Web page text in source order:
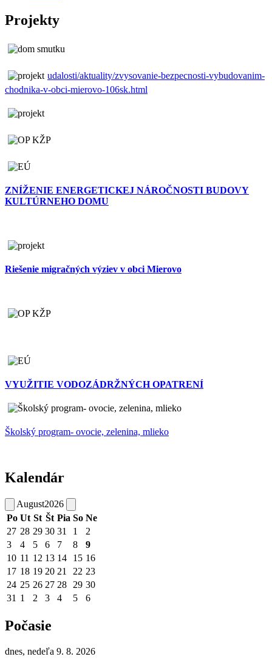
Projekty
udalosti/aktuality/zvysovanie-bezpecnosti-vybudovanim-
chodnika-v-obci-mierovo-106sk.html
ZNÍŽENIE ENERGETICKEJ NÁROČNOSTI BUDOVY
KULTÚRNEHO DOMU
Riešenie migračných výziev v obci Mierovo
VYUŽITIE VODOZÁDRŽNÝCH OPATRENÍ
Školský program- ovocie, zelenina, mlieko
Kalendár
August2026
Po Ut St Št Pia So Ne
27 28 29 30 31 1
2
3
4 5 6 7 8
9
10 11 12 13 14 15 16
17 18 19 20 21 22 23
24 25 26 27 28 29 30
31 1 2 3 4 5 6
Počasie
dnes, nedeľa 9. 8. 2026